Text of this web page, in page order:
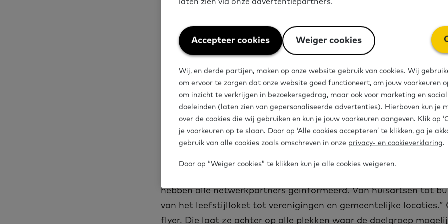
visueel en interactief. Esther is vindingrijk en maakt bijvoorbeeld
deelnemer moet lezen of voorbereiden”, legt Esther uit. “Alles
de groep, op een eenvoudige manier.”
Deelnemers vinden: dichtbij en
vertrouwen
De deelnemers komen via meerdere routes binnen. De benadering
hebben alle netwerkpartners geïnformeerd. Van huisartsen tot
van het leefstijlloket tot verenigingen en gemeentelijke locaties.”
flyer. Die laat ze achter op alle plekken waar de doelgroep
laten zien via onze advertentiepartners.
Accepteer cookies Weiger cookies
Weiger
cookies
Wij, en derde partijen, maken op onze website gebruik van cookies. Wij
om ervoor te zorgen dat onze website goed functioneert, om jouw voorkeuren
om inzicht te verkrijgen in bezoekersgedrag, maar ook voor marketing en
doeleinden (laten zien van gepersonaliseerde advertenties). Hierboven kun je
over de cookies die wij gebruiken en kun je jouw voorkeuren aangeven. Klik op
je voorkeuren op te slaan. Door op ‘Alle cookies accepteren’ te klikken, ga je
gebruik van alle cookies zoals omschreven in onze privacy- en cookieverklaring.
Door op “Weiger cookies” te klikken kun je alle cookies weigeren.